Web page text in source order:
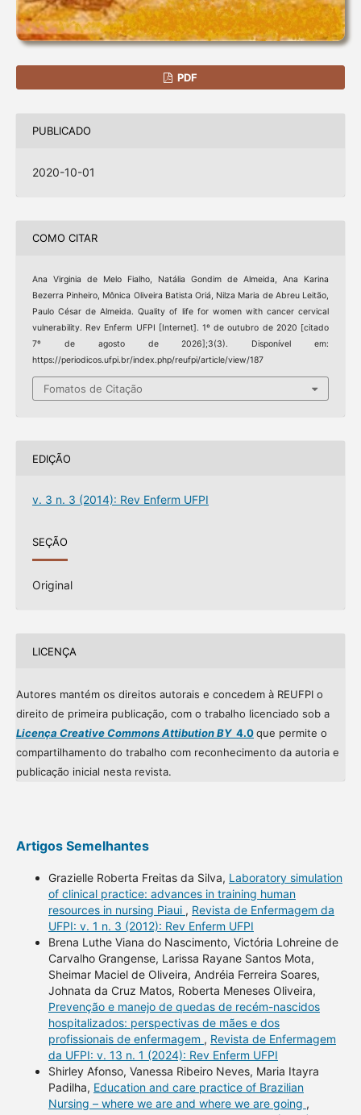
PDF
PUBLICADO
2020-10-01
COMO CITAR
Ana Virginia de Melo Fialho, Natália Gondim de Almeida, Ana Karina
Bezerra Pinheiro, Mônica Oliveira Batista Oriá, Nilza Maria de Abreu Leitão,
Paulo César de Almeida. Quality of life for women with cancer cervical
vulnerability. Rev Enferm UFPI [Internet]. 1º de outubro de 2020 [citado
7º de agosto de 2026];3(3). Disponível em:
https://periodicos.ufpi.br/index.php/reufpi/article/view/187
Fomatos de Citação
EDIÇÃO
v. 3 n. 3 (2014): Rev Enferm UFPI
SEÇÃO
Original
LICENÇA
Autores mantém os direitos autorais e concedem à REUFPI o
direito de primeira publicação, com o trabalho licenciado sob a
Licença Creative Commons Attibution BY4.0que permite o
compartilhamento do trabalho com reconhecimento da autoria e
publicação inicial nesta revista.
Artigos Semelhantes
Grazielle Roberta Freitas da Silva, Laboratory simulation
of clinical practice: advances in training human
resources in nursing Piaui , Revista de Enfermagem da
UFPI: v. 1 n. 3 (2012): Rev Enferm UFPI
Brena Luthe Viana do Nascimento, Victória Lohreine de
Carvalho Grangense, Larissa Rayane Santos Mota,
Sheimar Maciel de Oliveira, Andréia Ferreira Soares,
Johnata da Cruz Matos, Roberta Meneses Oliveira,
Prevenção e manejo de quedas de recém-nascidos
hospitalizados: perspectivas de mães e dos
profissionais de enfermagem , Revista de Enfermagem
da UFPI: v. 13 n. 1 (2024): Rev Enferm UFPI
Shirley Afonso, Vanessa Ribeiro Neves, Maria Itayra
Padilha, Education and care practice of Brazilian
Nursing – where we are and where we are going ,